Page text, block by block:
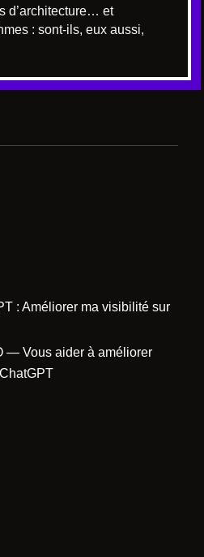
d’architecture… et
: sont-ils, eux aussi,
: Améliorer ma visibilité sur
— Vous aider à améliorer